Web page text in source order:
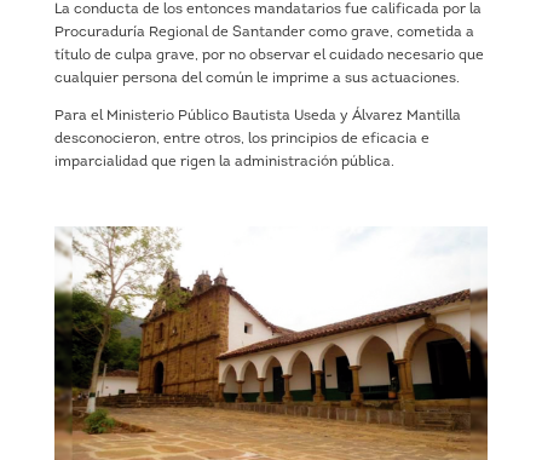
La conducta de los entonces mandatarios fue calificada por la
Procuraduría Regional de Santander como grave, cometida a
título de culpa grave, por no observar el cuidado necesario que
cualquier persona del común le imprime a sus actuaciones.
Para el Ministerio Público Bautista Useda y Álvarez Mantilla
desconocieron, entre otros, los principios de eficacia e
imparcialidad que rigen la administración pública.